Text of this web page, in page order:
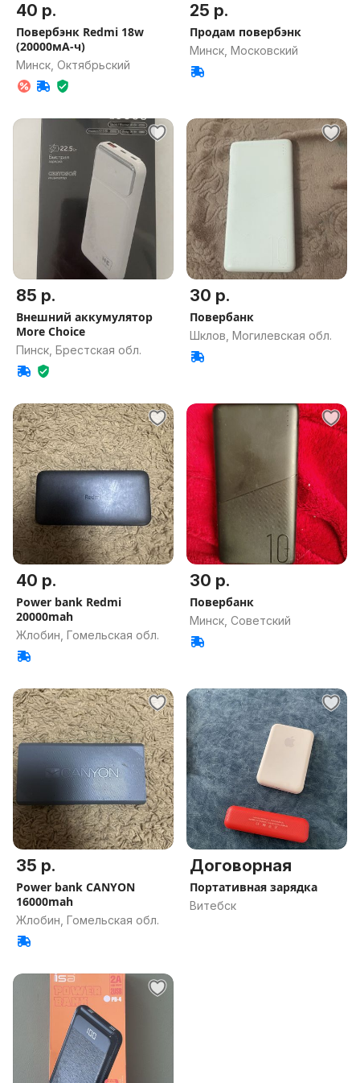
40 р.
Повербэнк Redmi 18w
(20000мА-ч)
Минск, Октябрьский
25 р.
Продам повербэнк
Минск, Московский
85 р.
Внешний аккумулятор
More Choice
Пинск, Брестская обл.
30 р.
Повербанк
Шклов, Могилевская обл.
40 р.
Power bank Redmi
20000mah
Жлобин, Гомельская обл.
30 р.
Повербанк
Минск, Советский
35 р.
Power bank CANYON
16000mah
Жлобин, Гомельская обл.
Договорная
Портативная зарядка
Витебск